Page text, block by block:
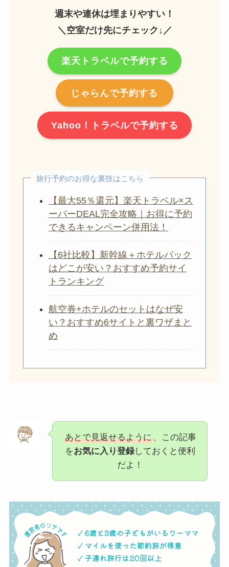
週末や連休は埋まりやすい！
＼空室だけ先にチェック↓／
楽天トラベルで予約する
じゃらんで予約する
Yahoo！トラベルで予約する
旅行予約のお得な裏技はこちら
【最大55％還元】楽天トラベル×ス
ーパーDEAL完全攻略｜お得に予約
できるキャンペーン併用法！
【6社比較】新幹線＋ホテルパック
はどこが安い？おすすめ予約サイ
トランキング
航空券+ホテルのセットはなぜ安
い？おすすめ6サイトと裏ワザまと
め
あとで見返せるように、この記事
をお気に入り登録しておくと便利
だよ！